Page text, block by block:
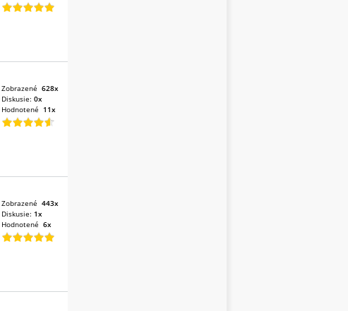
Zobrazené 628x
Diskusie: 0x
Hodnotené 11x
Zobrazené 443x
Diskusie: 1x
Hodnotené 6x